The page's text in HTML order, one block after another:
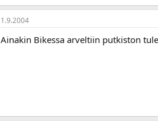
1.9.2004
Ainakin Bikessa arveltiin putkiston